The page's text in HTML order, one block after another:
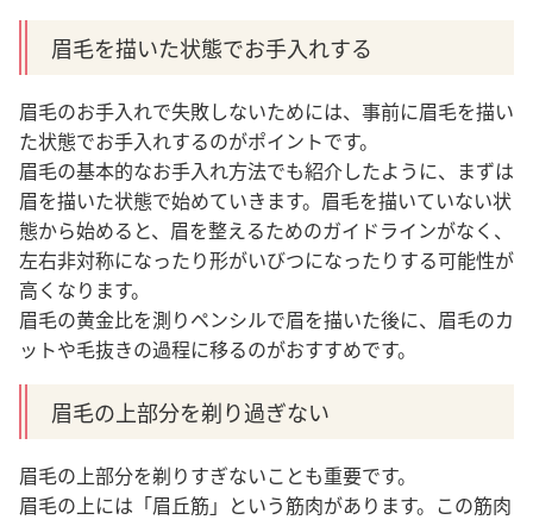
眉毛を描いた状態でお手入れする
眉毛のお手入れで失敗しないためには、事前に眉毛を描い
た状態でお手入れするのがポイントです。
眉毛の基本的なお手入れ方法でも紹介したように、まずは
眉を描いた状態で始めていきます。眉毛を描いていない状
態から始めると、眉を整えるためのガイドラインがなく、
左右非対称になったり形がいびつになったりする可能性が
高くなります。
眉毛の黄金比を測りペンシルで眉を描いた後に、眉毛のカ
ットや毛抜きの過程に移るのがおすすめです。
眉毛の上部分を剃り過ぎない
眉毛の上部分を剃りすぎないことも重要です。
眉毛の上には「眉丘筋」という筋肉があります。この筋肉